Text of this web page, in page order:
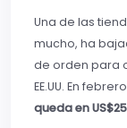
Una de las
mucho, ha
de orden para
EE.UU. En
queda en